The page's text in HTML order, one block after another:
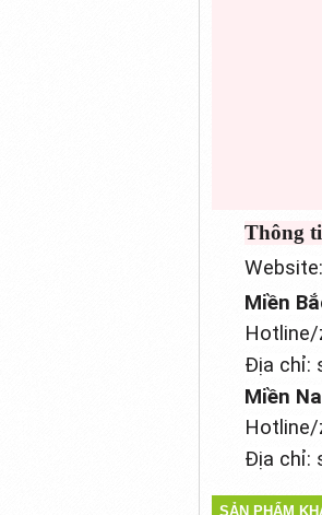
Thông
Miền
Hotline/
Địa chỉ:
Miền
Hotline/
Địa chỉ:
SẢN PHẨM